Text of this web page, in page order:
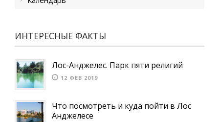
ИНТЕРЕСНЫЕ ФАКТЫ
Лос-Анджелес. Парк пяти религий
12 ФЕВ 2019
Что посмотреть и куда пойти в Лос
Анджелесе